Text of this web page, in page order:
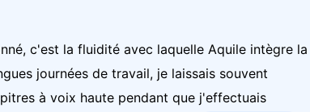
c'est la fluidité avec laquelle Aquile intègre la
journées de travail, je laissais souvent
à voix haute pendant que j'effectuais